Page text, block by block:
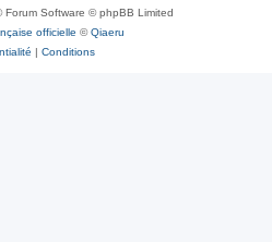
Forum Software © phpBB Limited
officielle ©Qiaeru
| Conditions